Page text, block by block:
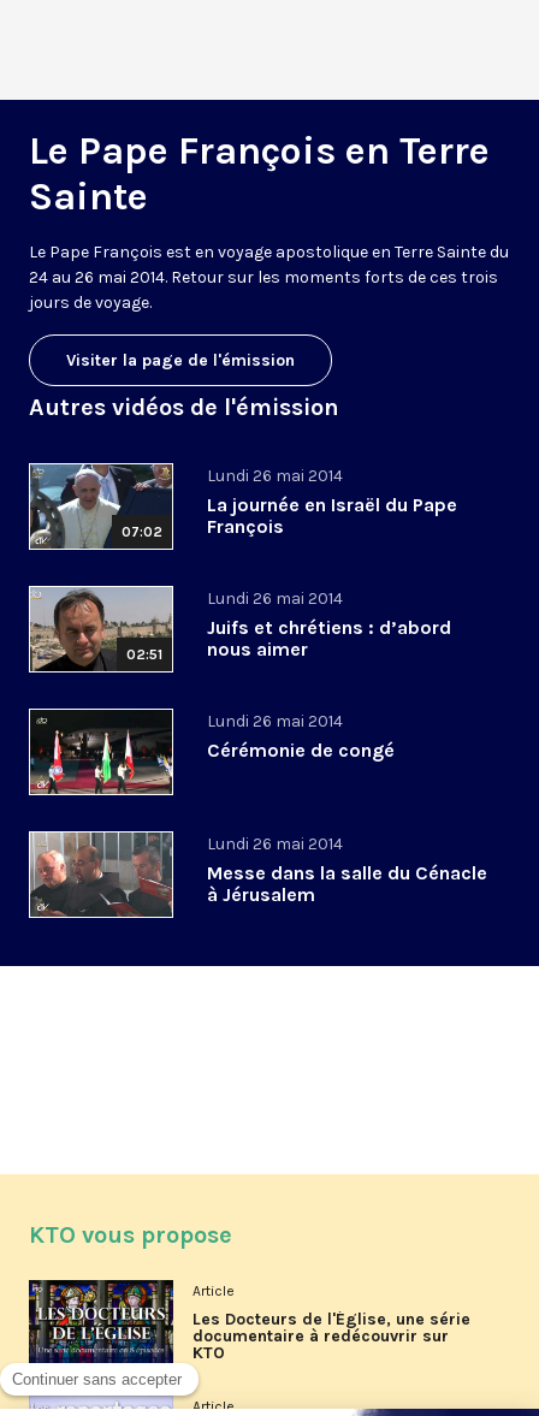
Le Pape François en Terre
Sainte
Le Pape François est en voyage apostolique en Terre Sainte du
24 au 26 mai 2014. Retour sur les moments forts de ces trois
jours de voyage.
Visiter la page de l'émission
Autres vidéos de l'émission
07:02
Lundi 26 mai 2014
La journée en Israël du Pape
François
02:51
Lundi 26 mai 2014
Juifs et chrétiens : d’abord
nous aimer
Lundi 26 mai 2014
Cérémonie de congé
Lundi 26 mai 2014
Messe dans la salle du Cénacle
à Jérusalem
KTO vous propose
Article
Les Docteurs de l'Église, une série
documentaire à redécouvrir sur
KTO
Article